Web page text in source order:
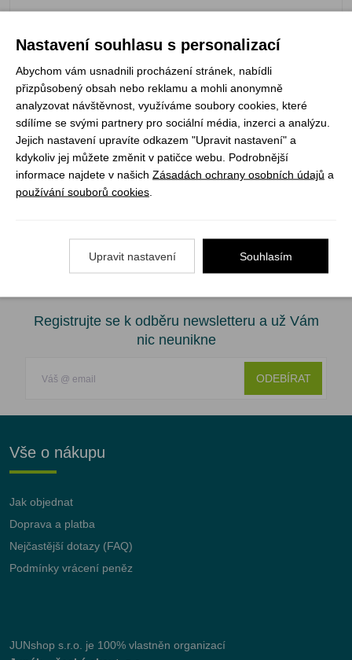
Výhody vysokotlakých vařičů PICAMP:
- bezporuchovost
- nejprodávanější vařiče
- tradiční český výrobek
- dostupné náhradní díly
Jedná se o samostatný vařič bez plynové láhve. Propan-
Registrujte se k odběru newsletteru a už Vám
nic neunikne
ODEBÍRAT
Vše o nákupu
Jak objednat
Doprava a platba
Nejčastější dotazy (FAQ)
Podmínky vrácení peněz
JUNshop s.r.o.
je 100% vlastněn organizací
Nastavení souhlasu s personalizací
Abychom vám usnadnili procházení stránek, nabídli
přizpůsobený obsah nebo reklamu a mohli anonymně
analyzovat návštěvnost, využíváme soubory cookies, které
sdílíme se svými partnery pro sociální média, inzerci a analýzu.
Jejich nastavení upravíte odkazem "Upravit nastavení" a
kdykoliv jej můžete změnit v patičce webu. Podrobnější
informace najdete v našich Zásadách ochrany osobních údajů a
používání souborů cookies
Upravit nastavení Souhlasím